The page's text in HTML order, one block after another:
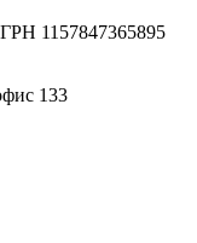
1157847365895
133